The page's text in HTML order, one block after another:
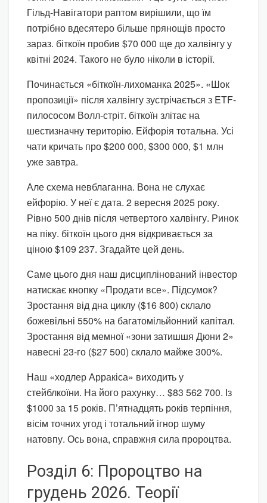
Гільд-Навігатори раптом вирішили, що їм
потрібно вдесятеро більше прянощів просто
зараз. біткоїн пробив $70 000 ще до халвінгу у
квітні 2024. Такого не було ніколи в історії.
Починається «біткоїн-лихоманка 2025». «Шок
пропозиції» після халвінгу зустрічається з ETF-
пилососом Волл-стріт. біткоїн злітає на
шестизначну територію. Ейфорія тотальна. Усі
чати кричать про $200 000, $300 000, $1 млн
уже завтра.
Але схема невблаганна. Вона не слухає
ейфорію. У неї є дата. 2 вересня 2025 року.
Рівно 500 днів після четвертого халвінгу. Ринок
на піку. біткоїн цього дня відкривається за
ціною $109 237. Згадайте цей день.
Саме цього дня наш дисциплінований інвестор
натискає кнопку «Продати все». Підсумок?
Зростання від дна циклу ($16 800) склало
божевільні 550% на багатомільйонний капітал.
Зростання від мемної «зони затишшя Дюни 2»
навесні 23-го ($27 500) склало майже 300%.
Наш «ходлер Арракіса» виходить у
стейблкоїни. На його рахунку… $83 562 700. Із
$1000 за 15 років. П’ятнадцять років терпіння,
вісім точних угод і тотальний ігнор шуму
натовпу. Ось вона, справжня сила пророцтва.
Розділ 6: Пророцтво на
грудень 2026. Теорії